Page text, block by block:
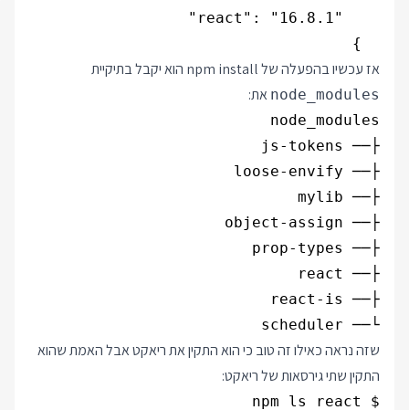
  }
אז עכשיו בהפעלה של npm install הוא יקבל בתיקיית
node_modules את:
└── scheduler
שזה נראה כאילו זה טוב כי הוא התקין את ריאקט אבל האמת שהוא
התקין שתי גירסאות של ריאקט: